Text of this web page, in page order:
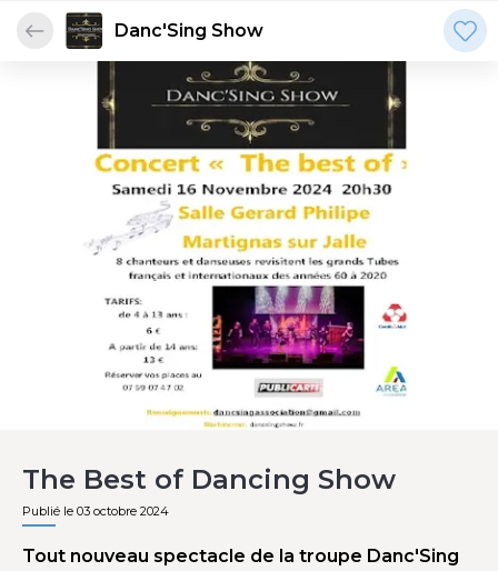
Danc'Sing Show
The Best of Dancing Show
Publié le 03 octobre 2024
Tout nouveau spectacle de la troupe Danc'Sing